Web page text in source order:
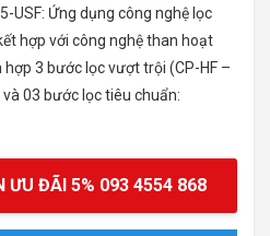
USF: Ứng dụng công nghệ lọc
hợp với công nghệ than hoạt
3 bước lọc vượt trội (CP-HF –
03 bước lọc tiêu chuẩn:
ƯU ĐÃI 5% 093 4554 868